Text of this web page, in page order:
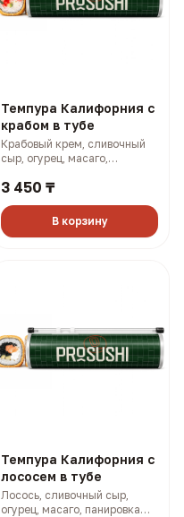
Темпура Калифорния с
крабом в тубе
Крабовый крем, сливочный
сыр, огурец, масаго,
3 450 ₸
В корзину
Темпура Калифорния с
лососем в тубе
Лосось, сливочный сыр,
огурец, масаго, панировка